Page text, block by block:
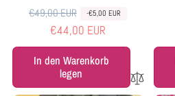
r
a
€49,00 EUR -€5,00 EUR
r
a
€44,00 EUR
In den Warenkorb
legen